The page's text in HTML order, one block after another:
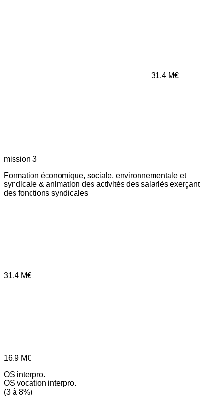
31.4 M€
mission 3
Formation économique, sociale, environnementale et
syndicale & animation des activités des salariés exerçant
des fonctions syndicales
31.4 M€
16.9 M€
OS interpro.
OS vocation interpro.
(3 à 8%)